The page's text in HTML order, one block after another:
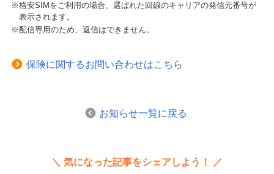
※格安SIMをご利用の場合、選ばれた回線のキャリアの発信元番号が
表示されます。
※配信専用のため、返信はできません。
保険に関するお問い合わせはこちら
お知らせ一覧に戻る
気になった記事をシェアしよう！